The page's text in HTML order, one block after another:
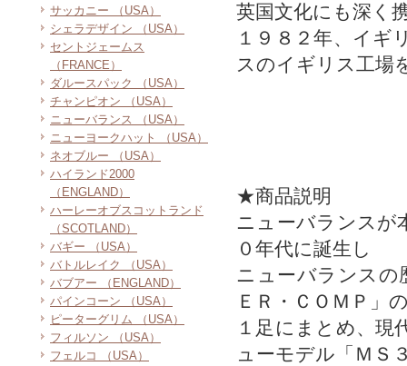
サッカニー （USA）
シェラデザイン （USA）
セントジェームス
（FRANCE）
ダルースパック （USA）
チャンピオン （USA）
ニューバランス （USA）
ニューヨークハット （USA）
ネオブルー （USA）
ハイランド2000
（ENGLAND）
ハーレーオブスコットランド
（SCOTLAND）
バギー （USA）
バトルレイク （USA）
バブアー （ENGLAND）
パインコーン （USA）
ピーターグリム （USA）
フィルソン （USA）
フェルコ （USA）
英国文化にも深く
１９８２年、イギ
スのイギリス工場
★商品説明
ニューバランスが
０年代に誕生し
ニューバランスの
ＥＲ・ＣＯＭＰ」
１足にまとめ、現
ューモデル「ＭＳ